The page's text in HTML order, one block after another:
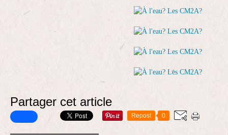
Partager cet article
Repost 0